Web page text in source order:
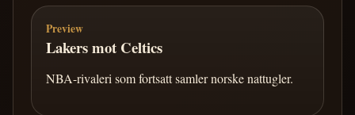
Preview
Lakers mot Celtics
NBA-rivaleri som fortsatt samler norske nattugler.